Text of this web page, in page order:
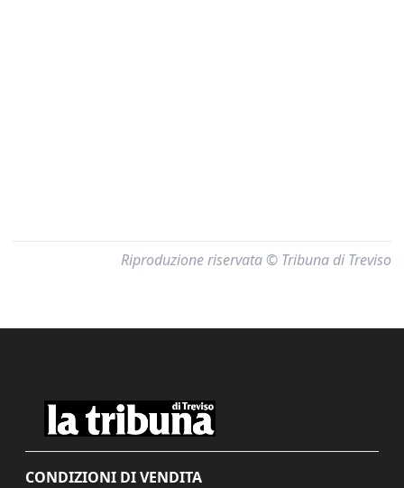
Riproduzione riservata © Tribuna di Treviso
CONDIZIONI DI VENDITA